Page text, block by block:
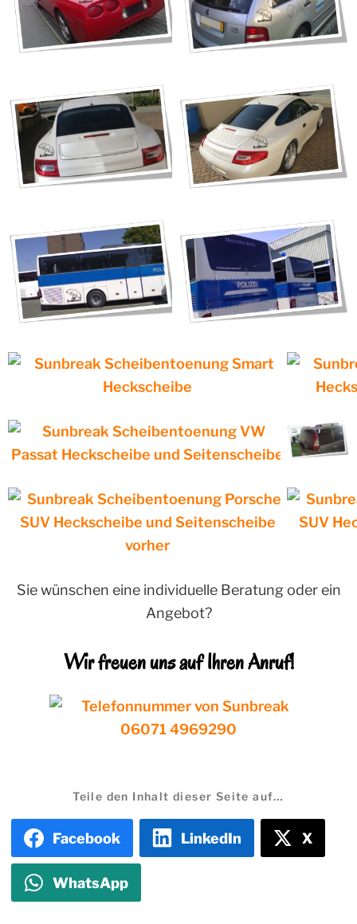
Sie wünschen eine individuelle Beratung oder ein
Angebot?
Wir freuen uns auf Ihren Anruf!
Teile den Inhalt dieser Seite auf…
Facebook LinkedIn X
WhatsApp